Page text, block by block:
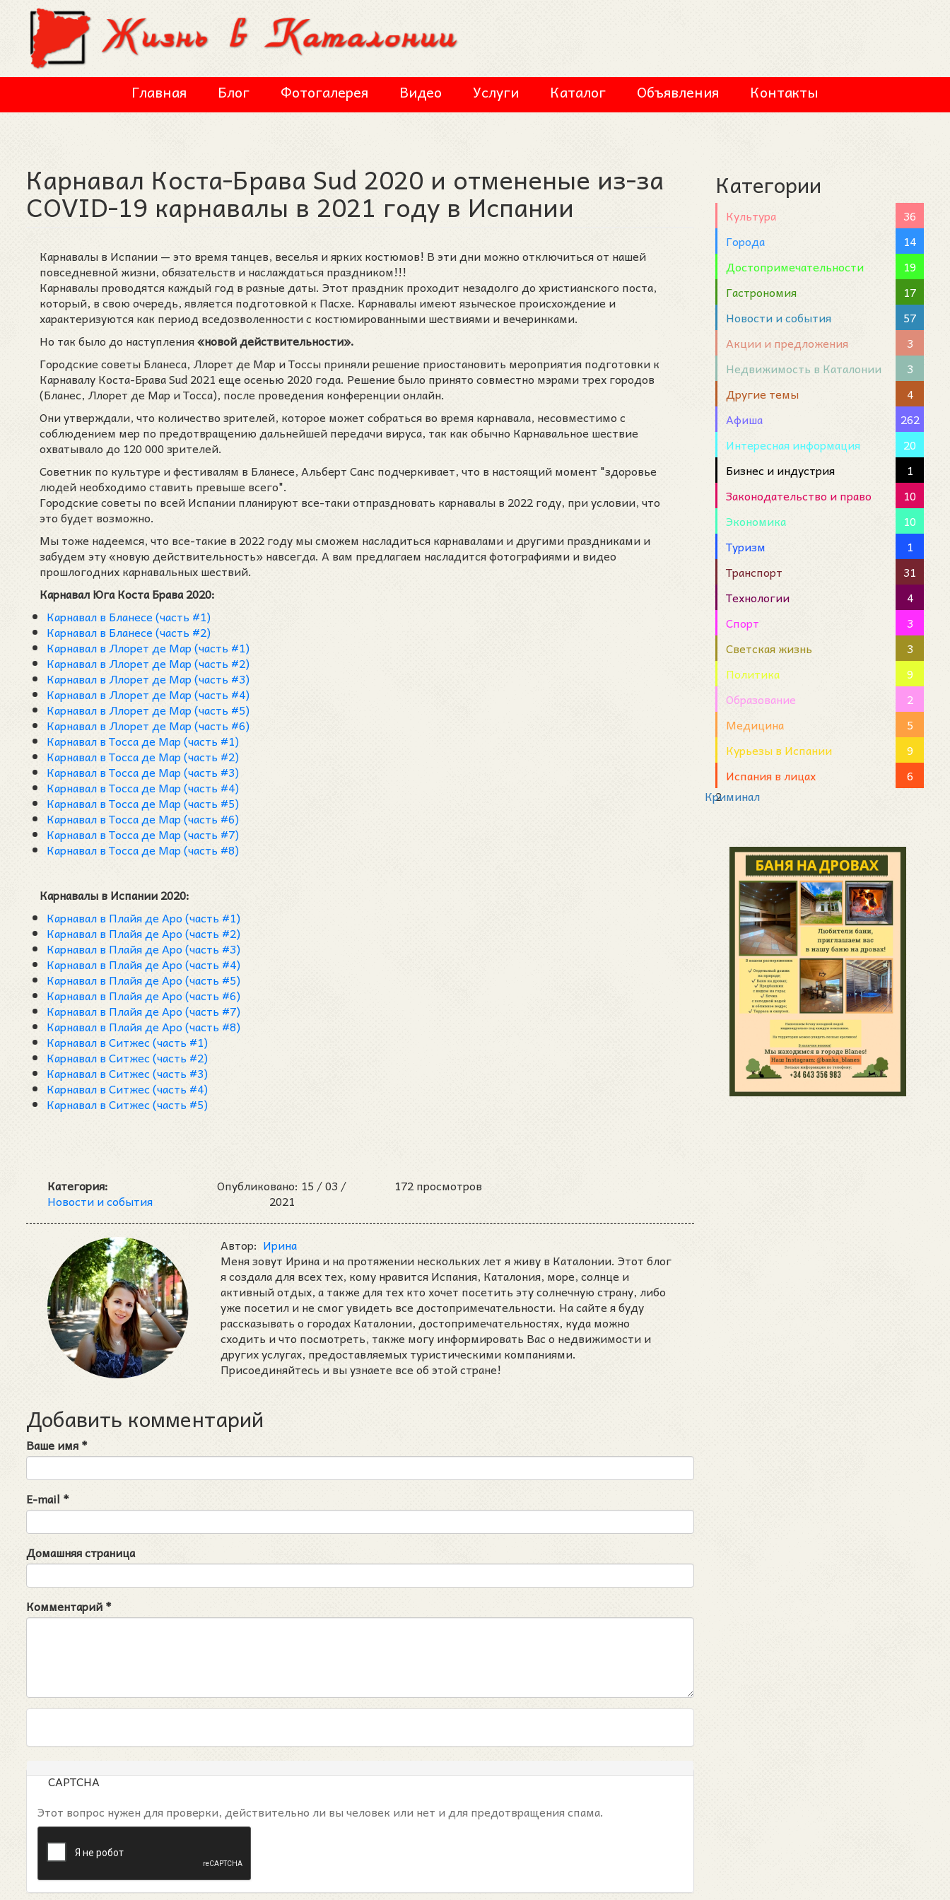
Перейти к основному содержанию
Главная Блог Фотогалерея Видео Услуги Каталог Объявления Контакты
Карнавал Коста-Брава Sud 2020 и отмененые из-за
COVID-19 карнавалы в 2021 году в Испании
Карнавалы в Испании — это время танцев, веселья и ярких костюмов! В эти дни можно отключиться от нашей
повседневной жизни, обязательств и наслаждаться праздником!!!
Карнавалы проводятся каждый год в разные даты. Этот праздник проходит незадолго до христианского поста,
который, в свою очередь, является подготовкой к Пасхе. Карнавалы имеют языческое происхождение и
характеризуются как период вседозволенности с костюмированными шествиями и вечеринками.
Но так было до наступления«новой действительности».
Городские советы Бланеса, Ллорет де Мар и Тоссы приняли решение приостановить мероприятия подготовки к
Карнавалу Коста-Брава Sud 2021 еще осенью 2020 года. Решение было принято совместно мэрами трех городов
(Бланес, Ллорет де Мар и Тосса), после проведения конференции онлайн.
Они утверждали, что количество зрителей, которое может собраться во время карнавала, несовместимо с
соблюдением мер по предотвращению дальнейшей передачи вируса, так как обычно Карнавальное шествие
охватывало до 120 000 зрителей.
Советник по культуре и фестивалям в Бланесе, Альберт Санс подчеркивает, что в настоящий момент "здоровье
людей необходимо ставить превыше всего".
Городские советы по всей Испании планируют все-таки отпраздновать карнавалы в 2022 году, при условии, что
это будет возможно.
Мы тоже надеемся, что все-такие в 2022 году мы сможем насладиться карнавалами и другими праздниками и
забудем эту «новую действительность» навсегда. А вам предлагаем насладится фотографиями и видео
прошлогодних карнавальных шествий.
Карнавал Юга Коста Брава 2020:
Карнавал в Бланесе (часть #1)
Карнавал в Бланесе (часть #2)
Карнавал в Ллорет де Мар (часть #1)
Карнавал в Ллорет де Мар (часть #2)
Карнавал в Ллорет де Мар (часть #3)
Карнавал в Ллорет де Мар (часть #4)
Карнавал в Ллорет де Мар (часть #5)
Карнавал в Ллорет де Мар (часть #6)
Карнавал в Тосса де Мар (часть #1)
Карнавал в Тосса де Мар (часть #2)
Карнавал в Тосса де Мар (часть #3)
Карнавал в Тосса де Мар (часть #4)
Карнавал в Тосса де Мар (часть #5)
Карнавал в Тосса де Мар (часть #6)
Карнавал в Тосса де Мар (часть #7)
Карнавал в Тосса де Мар (часть #8)
Карнавалы в Испании 2020:
Карнавал в Плайя де Аро (часть #1)
Карнавал в Плайя де Аро (часть #2)
Карнавал в Плайя де Аро (часть #3)
Карнавал в Плайя де Аро (часть #4)
Карнавал в Плайя де Аро (часть #5)
Карнавал в Плайя де Аро (часть #6)
Карнавал в Плайя де Аро (часть #7)
Карнавал в Плайя де Аро (часть #8)
Карнавал в Ситжес (часть #1)
Карнавал в Ситжес (часть #2)
Карнавал в Ситжес (часть #3)
Карнавал в Ситжес (часть #4)
Карнавал в Ситжес (часть #5)
Категория:
Новости и события
Опубликовано: 15 /03 /
2021
172 просмотров
Автор: Ирина
Меня зовут Ирина и на протяжении нескольких лет я живу в Каталонии. Этот блог
я создала для всех тех, кому нравится Испания, Каталония, море, солнце и
активный отдых, а также для тех кто хочет посетить эту солнечную страну, либо
уже посетил и не смог увидеть все достопримечательности. На сайте я буду
рассказывать о городах Каталонии, достопримечательностях, куда можно
сходить и что посмотреть, также могу информировать Вас о недвижимости и
других услугах, предоставляемых туристическими компаниями.
Присоединяйтесь и вы узнаете все об этой стране!
Добавить комментарий
Ваше имя*
E-mail *
Домашняя страница
Комментарий*
CAPTCHA
Этот вопрос нужен для проверки, действительно ли вы человек или нет и для предотвращения спама.
Категории
Культура
36
Города
14
Достопримечательности
19
Гастрономия
17
Новости и события
57
Акции и предложения
3
Недвижимость в Каталонии
3
Другие темы
4
Афиша
262
Интересная информация
20
Бизнес и индустрия
1
Законодательство и право
10
Экономика
10
Туризм
1
Транспорт
31
Технологии
4
Спорт
3
Светская жизнь
3
Политика
9
Образование
2
Медицина
5
Курьезы в Испании
9
Испания в лицах
6
Криминал
2